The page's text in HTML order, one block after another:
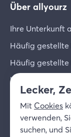
Über allyourz
Ihre Unterkunft
Häufig gestellte
Häufig gestellte
Unternehmer-
Über uns
Lecker,
Mit Cookies
verwenden,
suchen, und